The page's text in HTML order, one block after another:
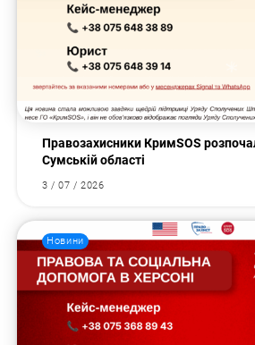
Правозахисники КримSOS
Сумській області
3 / 07 / 2026
Новини